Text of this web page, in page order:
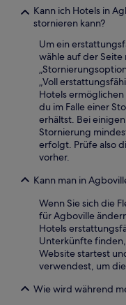
Kann ich Hotels in
stornieren kann?
Um ein
wähle auf der
„Voll
Hotels
du im Falle einer
erhältst. Bei
Stornierung
erfolgt. Prüfe also
vorher.
Kann man in
Wenn Sie sich die
für Agboville
Hotels
Unterkünfte
Website startest
verwendest, um
Wie wird während